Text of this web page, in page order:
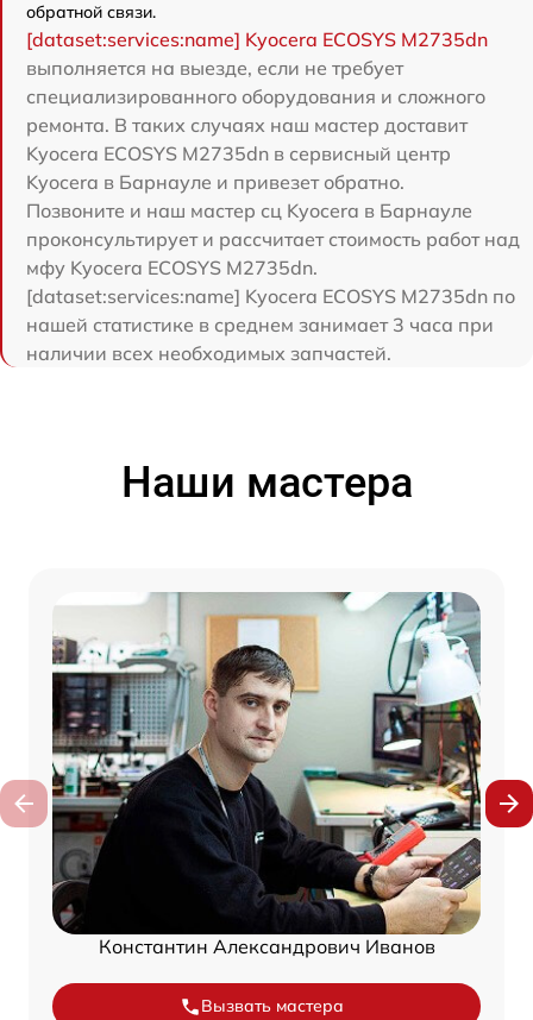
обратной связи.
[dataset:services:name] Kyocera ECOSYS M2735dn
выполняется на выезде, если не требует
специализированного оборудования и сложного
ремонта. В таких случаях наш мастер доставит
Kyocera ECOSYS M2735dn в сервисный центр
Kyocera в Барнауле и привезет обратно.
Позвоните и наш мастер сц Kyocera в Барнауле
проконсультирует и рассчитает стоимость работ над
мфу Kyocera ECOSYS M2735dn.
[dataset:services:name] Kyocera ECOSYS M2735dn по
нашей статистике в среднем занимает 3 часа при
наличии всех необходимых запчастей.
Наши мастера
Константин Александрович Иванов
Вызвать мастера